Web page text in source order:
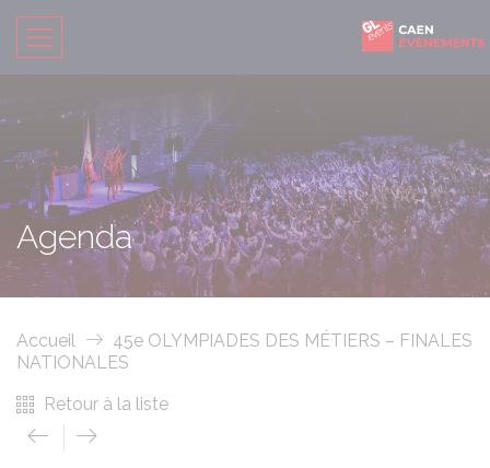
Agenda
Accueil
45e OLYMPIADES DES MÉTIERS – FINALES
NATIONALES
Retour à la liste